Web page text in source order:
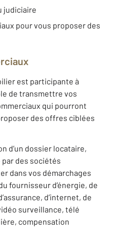
judiciaire
pour vous proposer des
est participante à
de transmettre vos
qui pourront
des offres ciblées
d’un dossier locataire,
des sociétés
dans vos démarchages
fournisseur d’énergie, de
d’internet, de
surveillance, télé
compensation